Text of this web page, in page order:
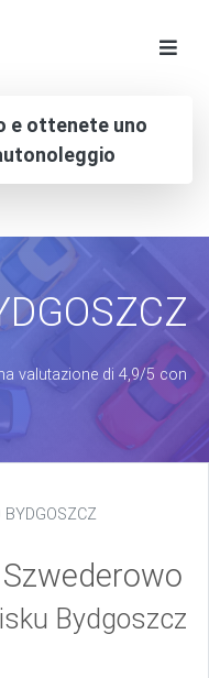
e ottenete uno
valutazione di 4,9/5 con
BYDGOSZCZ
Bydgoszcz